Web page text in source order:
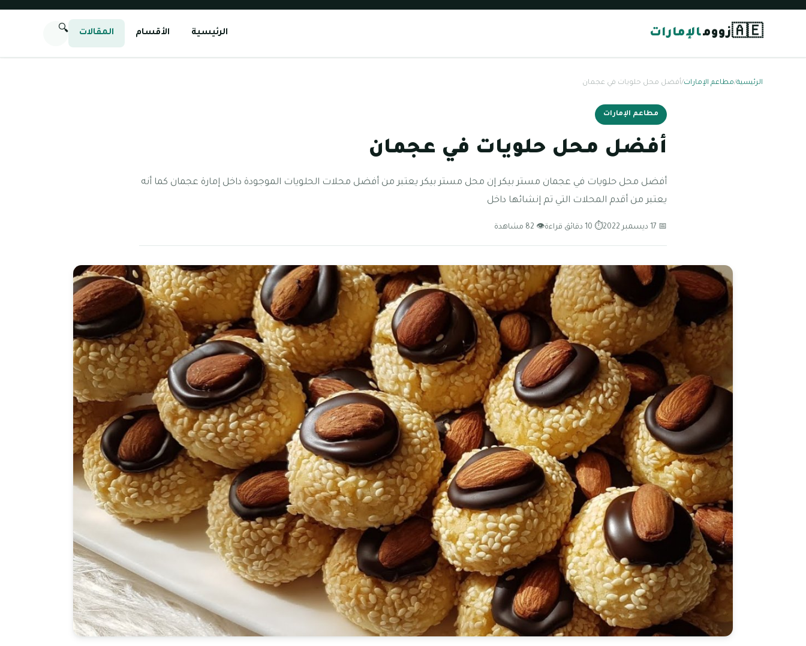
🇦🇪زوومالإمارات الرئيسية الأقسام المقالات 🔍
الرئيسية/مطاعم الإمارات/أفضل محل حلويات في عجمان
مطاعم الإمارات
أفضل محل حلويات في عجمان
أفضل محل حلويات في عجمان مستر بيكر إن محل مستر بيكر يعتبر من أفضل محلات الحلويات الموجودة داخل إمارة عجمان كما أنه
يعتبر من أقدم المحلات التي تم إنشائها داخل
📅 17 ديسمبر 2022 ⏱ 10 دقائق قراءة 👁 82 مشاهدة